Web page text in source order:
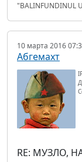
"BALINFUNDINUL
10 марта 2016
Абгемахт
RE: МУЗЛО,